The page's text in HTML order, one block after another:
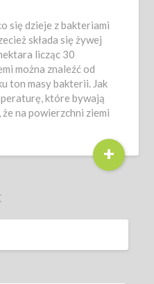
się dzieje z bakteriami
składa się żywej
licząc 30
można znaleźć od
ton masy bakterii. Jak
które bywają
na powierzchni ziemi
+